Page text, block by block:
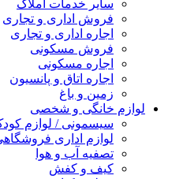
سایر خدمات املاک
فروش اداری و تجاری
اجاره اداری و تجاری
فروش مسکونی
اجاره مسکونی
اجاره اتاق و پانسیون
زمین و باغ
لوازم خانگی و شخصی
سیسمونی / لوازم
لوازم اداری
تصفیه آب و هوا
کیف و کفش